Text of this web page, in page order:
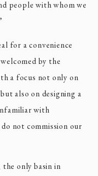
people with whom we
for a convenience
by the
a focus not only on
also on designing a
with
not commission our
only basin in